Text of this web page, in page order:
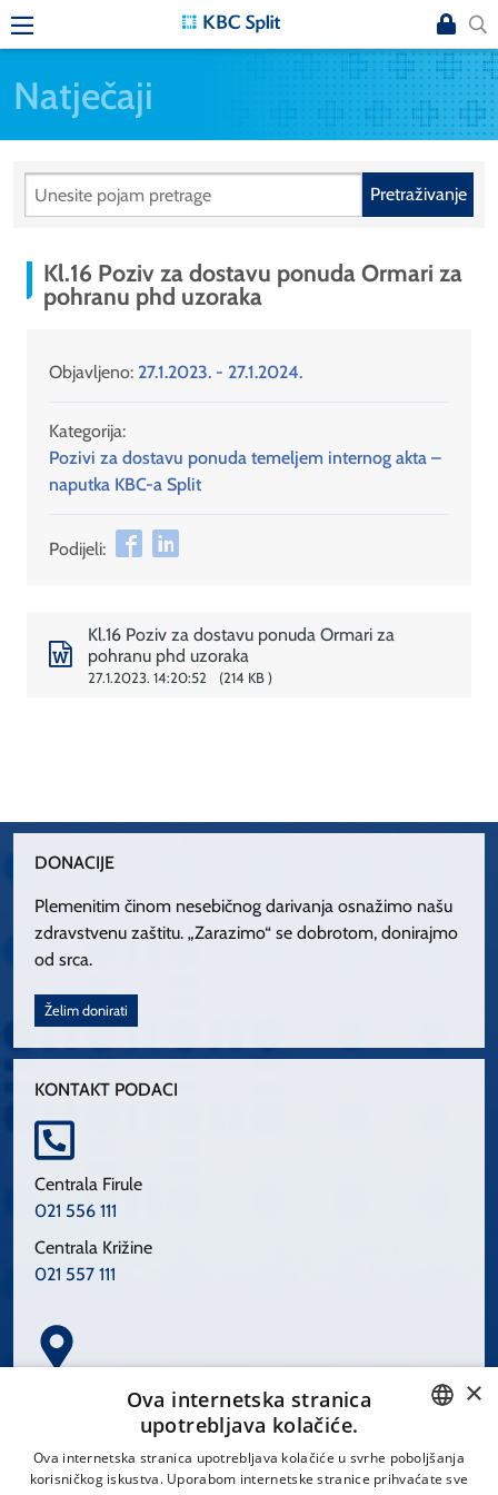
Natječaji
Pretraživanje
Kl.16 Poziv za dostavu ponuda Ormari za
pohranu phd uzoraka
Objavljeno: 27.1.2023. - 27.1.2024.
Kategorija:
Pozivi za dostavu ponuda temeljem internog akta –
naputka KBC-a Split
Podijeli:
Kl.16 Poziv za dostavu ponuda Ormari za
pohranu phd uzoraka
27.1.2023. 14:20:52 214 KB
DONACIJE
Plemenitim činom nesebičnog darivanja osnažimo našu
zdravstvenu zaštitu. „Zarazimo“ se dobrotom, donirajmo
od srca.
Želim donirati
KONTAKT PODACI
Centrala Firule
021 556 111
Centrala Križine
021 557 111
Spinčićeva 1, 21000 Split
CROATIAN
×
Ova internetska stranica
upotrebljava kolačiće.
Ova internetska stranica upotrebljava kolačiće u svrhe poboljšanja
korisničkog iskustva. Uporabom internetske stranice prihvaćate sve